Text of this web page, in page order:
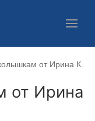
от Ирина К.
от Ирина